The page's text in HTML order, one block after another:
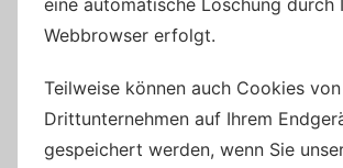
eine automatische Löschung durch
Webbrowser erfolgt.
Teilweise können auch Cookies von
Drittunternehmen auf Ihrem
gespeichert werden, wenn Sie